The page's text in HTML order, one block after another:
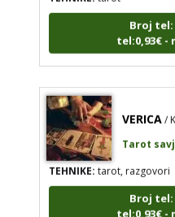
Broj tel:
tel:0,93€ -
VERICA /
Tarot
TEHNIKE:tarot, razgovori
Broj tel:
tel:0,93€ -